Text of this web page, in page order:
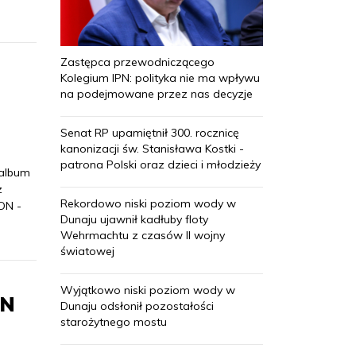
-
Zastępca przewodniczącego
Kolegium IPN: polityka nie ma wpływu
na podejmowane przez nas decyzje
Senat RP upamiętnił 300. rocznicę
kanonizacji św. Stanisława Kostki -
patrona Polski oraz dzieci i młodzieży
Rekordowo niski poziom wody w
Dunaju ujawnił kadłuby floty
Wehrmachtu z czasów II wojny
światowej
Wyjątkowo niski poziom wody w
Dunaju odsłonił pozostałości
starożytnego mostu